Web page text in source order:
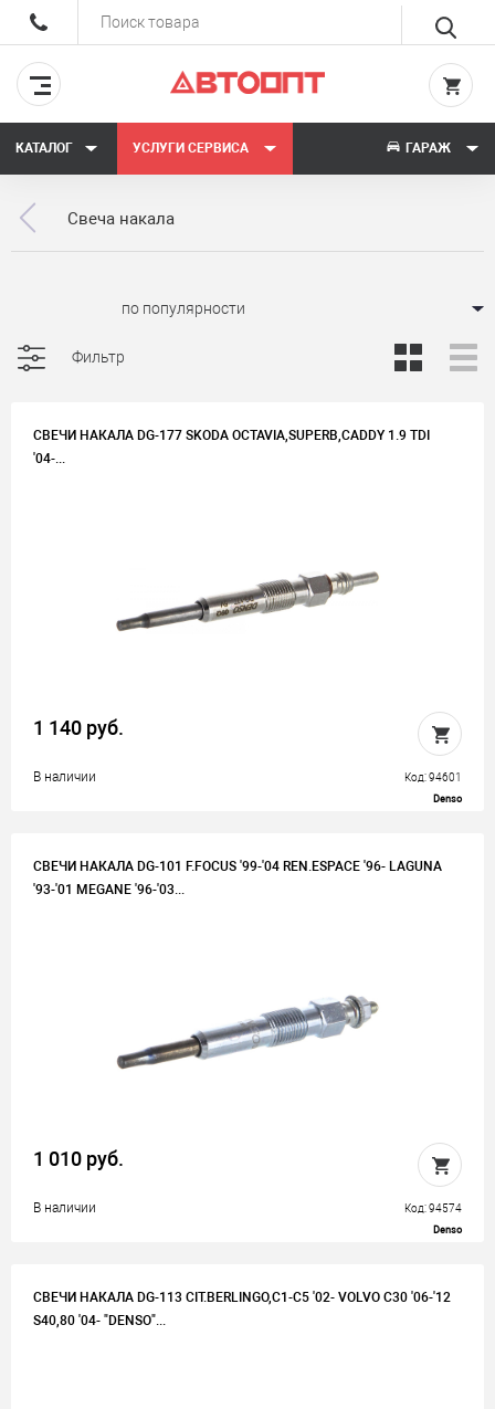
КАТАЛОГ УСЛУГИ СЕРВИСА ГАРАЖ
Свеча накала
Фильтр
СВЕЧИ НАКАЛА DG-177 SKODA OCTAVIA,SUPERB,CADDY 1.9 TDI
'04-...
1 140 руб.
В наличии Код: 94601
Denso
СВЕЧИ НАКАЛА DG-101 F.FOCUS '99-'04 REN.ESPACE '96- LAGUNA
'93-'01 MEGANE '96-'03...
1 010 руб.
В наличии Код: 94574
Denso
СВЕЧИ НАКАЛА DG-113 CIT.BERLINGO,C1-C5 '02- VOLVO C30 '06-'12
S40,80 '04- "DENSO"...